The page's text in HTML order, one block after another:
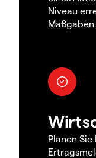
Niveau
Planen